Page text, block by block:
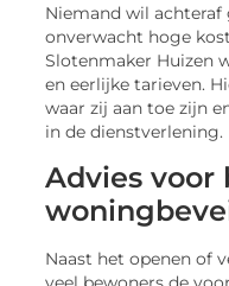
Niemand wil
onverwacht hoge
Slotenmaker Huizen
en eerlijke tarieven.
waar zij aan toe zijn
in de dienstverlening.
Advies voor
Naast het openen of
veel bewoners de